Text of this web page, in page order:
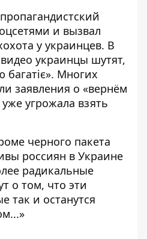
и вызвал
у украинцев. В
украинцы шутят,
багатіє». Многих
заявления о «вернём
угрожала взять
черного пакета
россиян в Украине
радикальные
о том, что эти
так и останутся